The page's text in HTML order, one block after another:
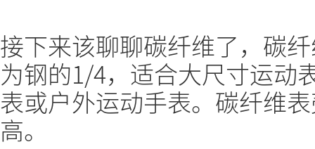
接下来该聊聊碳纤维了，碳
为钢的1/4，适合大尺寸运动
表或户外运动手表。碳纤维
高。